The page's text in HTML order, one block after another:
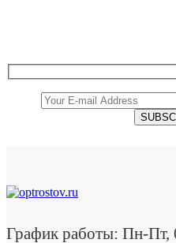
График работы: Пн-Пт,